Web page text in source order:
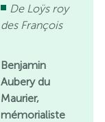
De Loÿs roy
des François
Benjamin
Aubery du
Maurier,
mémorialiste